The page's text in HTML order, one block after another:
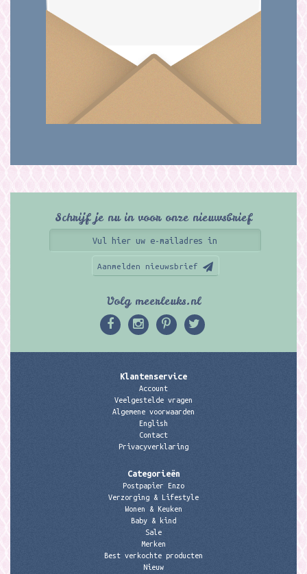
Schrijf je nu in voor onze nieuwsbrief
Aanmelden nieuwsbrief
Volg meerleuks.nl
Klantenservice
Account
Veelgestelde vragen
Algemene voorwaarden
English
Contact
Privacyverklaring
Categorieën
Postpapier Enzo
Verzorging & Lifestyle
Wonen & Keuken
Baby & kind
Sale
Merken
Best verkochte producten
Nieuw